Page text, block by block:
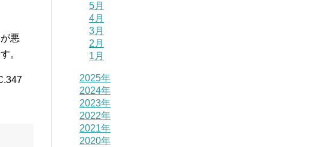
悪
。
5月
4月
3月
2月
1月
2025年
2024年
2023年
2022年
2021年
2020年